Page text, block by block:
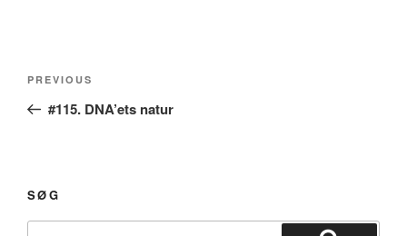
Previous
Post
PREVIOUS
#115. DNA’ets natur
SØG